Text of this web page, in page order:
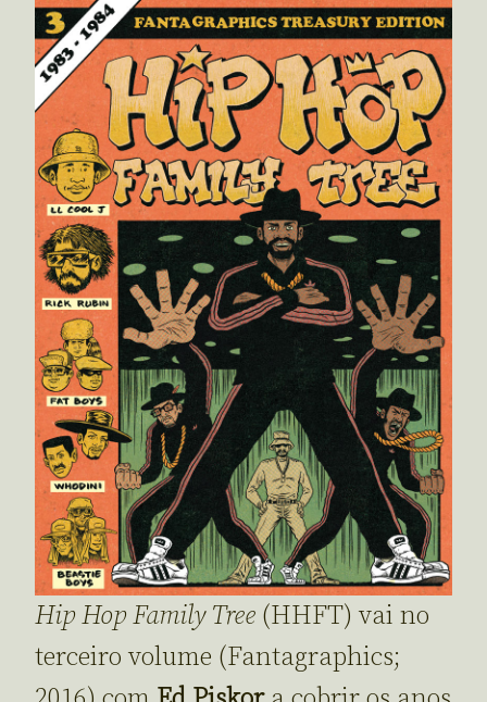
Hip Hop Family Tree (HHFT) vai no
terceiro volume (Fantagraphics;